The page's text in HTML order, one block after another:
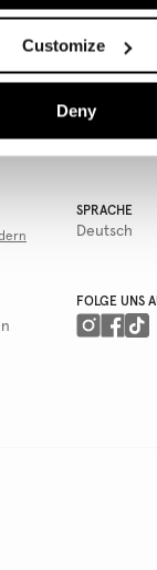
Customize
Deny
SPRACHE
Deutsch
FOLGE UNS